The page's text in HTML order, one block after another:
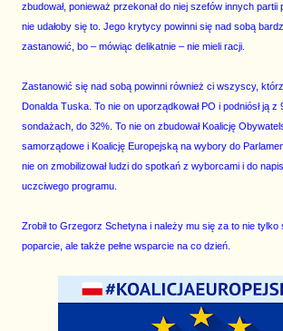
zbudował, ponieważ przekonał do niej szefów innych
nie udałoby się to. Jego krytycy powinni się nad sobą
zastanowić, bo – mówiąc delikatnie – nie mieli racji.
Zastanowić się nad sobą powinni również ci wszyscy,
Donalda Tuska. To nie on uporządkował PO i podniósł ją z
sondażach, do 32%. To nie on zbudował Koalicję
samorządowe i Koalicję Europejską na wybory do
nie on zmobilizował ludzi do spotkań z wyborcami i do
uczciwego programu.
Zrobił to Grzegorz Schetyna i należy mu się za to nie
poparcie, ale także pełne wsparcie na co dzień.